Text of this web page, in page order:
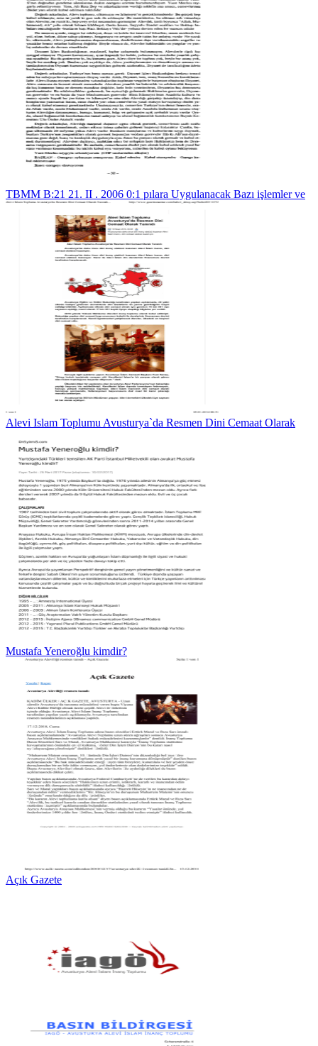
TBMM B:21 21. II . 2006 0:1 pılara Uygulanacak Bazı işlemler ve
Alevi Islam Toplumu Avusturya`da Resmen Dini Cemaat Olarak
Mustafa Yeneroğlu kimdir?
Açık Gazete